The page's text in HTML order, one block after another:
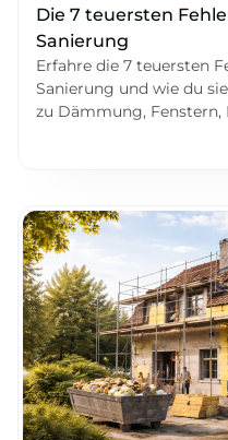
Die 7 teuersten
Sanierung
Erfahre die 7 teuersten
Sanierung und wie du
zu Dämmung, Fenstern,